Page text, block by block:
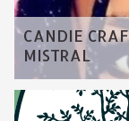
CANDIE
MISTRAL